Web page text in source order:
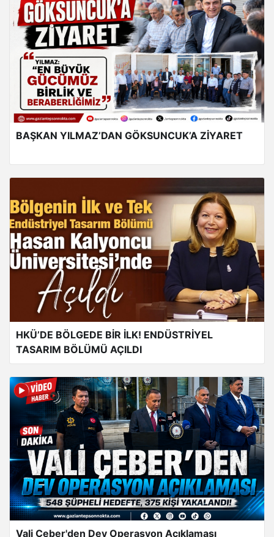
BAŞKAN YILMAZ’DAN GÖKSUNCUK’A ZİYARET
HKÜ’DE BÖLGEDE BİR İLK! ENDÜSTRİYEL
TASARIM BÖLÜMÜ AÇILDI
Vali Çeber'den Dev Operasyon Açıklaması